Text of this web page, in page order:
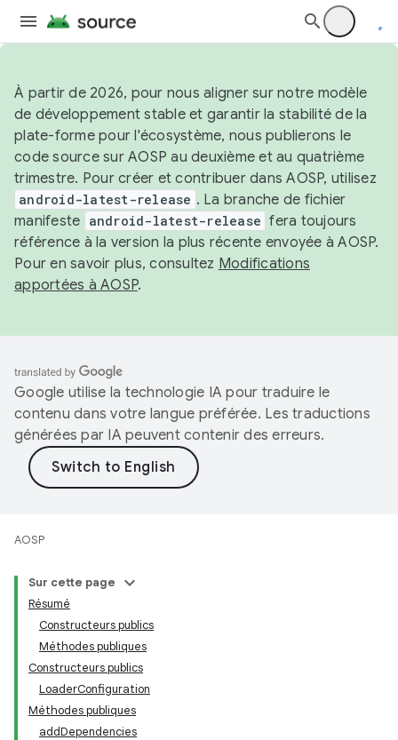
À partir de 2026, pour nous aligner sur notre modèle
de développement stable et garantir la stabilité de la
plate-forme pour l'écosystème, nous publierons le
code source sur AOSP au deuxième et au quatrième
trimestre. Pour créer et contribuer dans AOSP, utilisez
android-latest-release . La branche de fichier
manifeste android-latest-release fera toujours
référence à la version la plus récente envoyée à AOSP.
Pour en savoir plus, consultez Modifications
apportées à AOSP.
Google utilise la technologie IA pour traduire le
contenu dans votre langue préférée. Les traductions
générées par IA peuvent contenir des erreurs.
AOSP
Sur cette page
Résumé
Constructeurs publics
Méthodes publiques
Constructeurs publics
LoaderConfiguration
Méthodes publiques
addDependencies